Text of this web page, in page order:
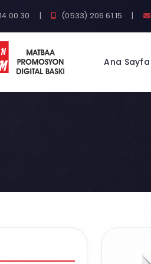
00 30 | (0533) 206 61 15 |
Ana Sayfa